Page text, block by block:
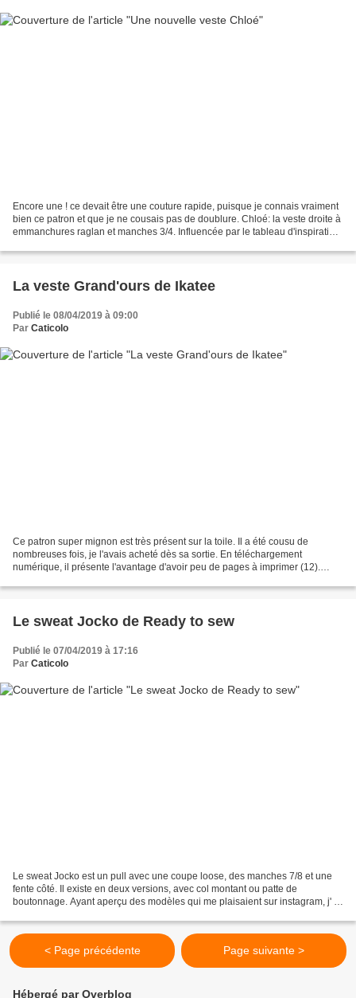
Encore une ! ce devait être une couture rapide, puisque je connais vraiment
bien ce patron et que je ne cousais pas de doublure. Chloé: la veste droite à
emmanchures raglan et manches 3/4. Influencée par le tableau d'inspiration
La veste Grand'ours de Ikatee
Publié le 08/04/2019 à 09:00
Par Caticolo
Ce patron super mignon est très présent sur la toile. Il a été cousu de
nombreuses fois, je l'avais acheté dès sa sortie. En téléchargement
numérique, il présente l'avantage d'avoir peu de pages à imprimer (12).
Le sweat Jocko de Ready to sew
Publié le 07/04/2019 à 17:16
Par Caticolo
Le sweat Jocko est un pull avec une coupe loose, des manches 7/8 et une
fente côté. Il existe en deux versions, avec col montant ou patte de
boutonnage. Ayant aperçu des modèles qui me plaisaient sur instagram, j' ai
< Page précédente Page suivante >
Hébergé par Overblog